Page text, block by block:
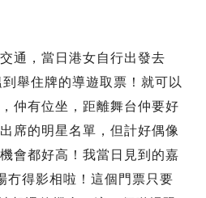
通，當日港女自行出發去
舉住牌的導遊取票！就可以
仲有位坐，距離舞台仲要好
席的明星名單，但計好偶像
會都好高！我當日見到的嘉
冇得影相啦！這個門票只要